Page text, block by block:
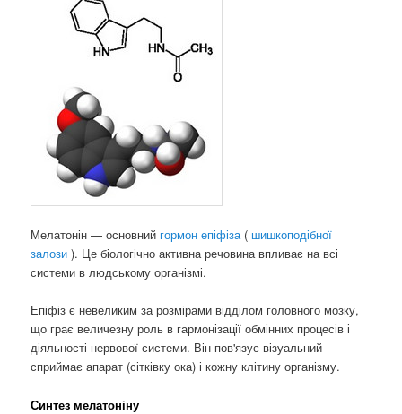
Мелатонін — основний гормон епіфіза ( шишкоподібної
залози). Це біологічно активна речовина впливає на всі
системи в людському організмі.
Епіфіз є невеликим за розмірами відділом головного мозку,
що грає величезну роль в гармонізації обмінних процесів і
діяльності нервової системи. Він пов'язує візуальний
сприймає апарат (сітківку ока) і кожну клітину організму.
Синтез мелатоніну